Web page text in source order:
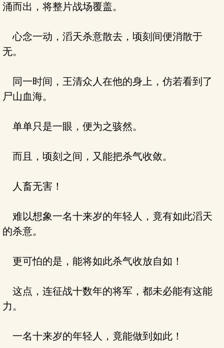
涌而出，将整片战场覆盖。
心念一动，滔天杀意散去，顷刻间便消散于
无。
同一时间，王清众人在他的身上，仿若看到了
尸山血海。
单单只是一眼，便为之骇然。
而且，顷刻之间，又能把杀气收敛。
人畜无害！
难以想象一名十来岁的年轻人，竟有如此滔天
的杀意。
更可怕的是，能将如此杀气收放自如！
这点，连征战十数年的将军，都未必能有这能
力。
一名十来岁的年轻人，竟能做到如此！